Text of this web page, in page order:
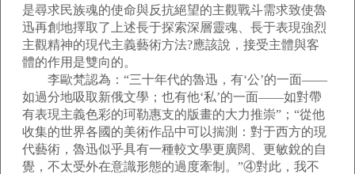
是尋求民族魂的使命與反抗絕望的主觀戰斗需求致使魯
迅再創地擇取了上述長于探索深層靈魂、長于表現強烈
主觀精神的現代主義藝術方法?應該說，接受主體與客
體的作用是雙向的。
李歐梵認為：“三十年代的魯迅，有‘公’的一面——
如過分地吸取新俄文學；也有他‘私’的一面——如對帶
有表現主義色彩的珂勒惠支的版畫的大力推崇”；“從他
收集的世界各國的美術作品中可以揣測：對于西方的現
代藝術，魯迅似乎具有一種較文學更廣闊、更敏銳的自
覺，不太受外在意識形態的過度牽制。”④對此，我不